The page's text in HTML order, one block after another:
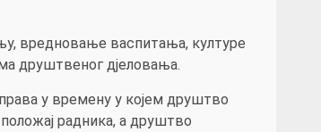
вредновање васпитања, културе
друштвеног дјеловања.
у времену у којем друштво
радника, а друштво